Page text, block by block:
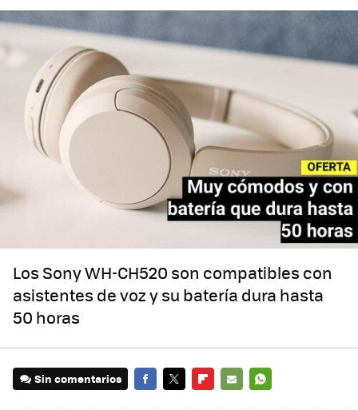
Los Sony WH-CH520 son compatibles con
asistentes de voz y su batería dura hasta
50 horas
Sin comentarios